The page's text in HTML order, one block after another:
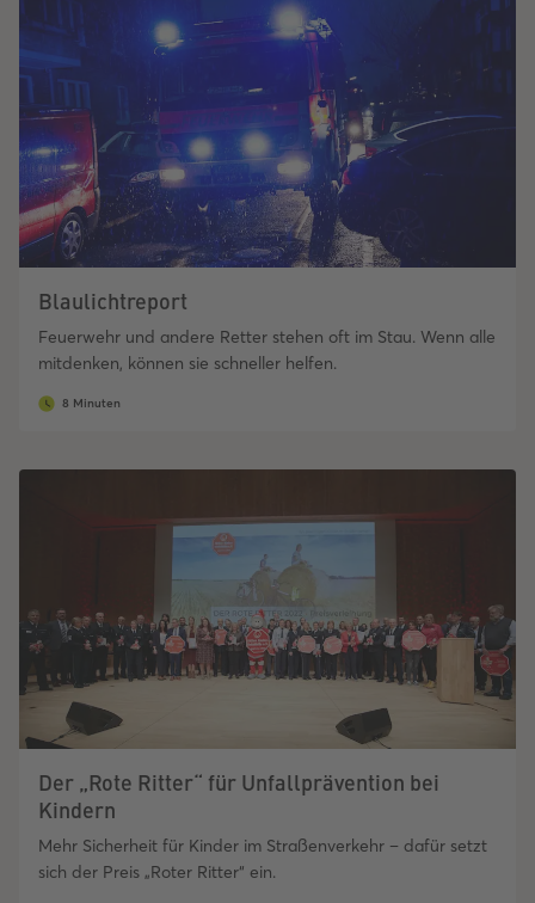
Blaulichtreport
Feuerwehr und andere Retter stehen oft im Stau. Wenn alle
mitdenken, können sie schneller helfen.
8 Minuten
Der „Rote Ritter“ für Unfallprävention bei
Kindern
Mehr Sicherheit für Kinder im Straßenverkehr – dafür setzt
sich der Preis „Roter Ritter“ ein.